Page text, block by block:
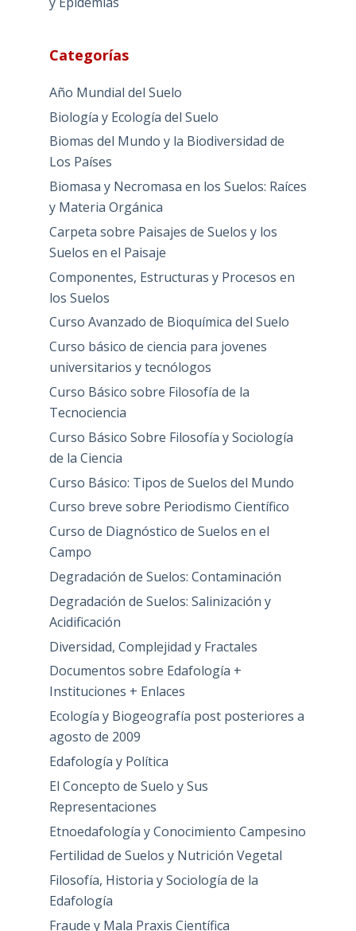
Categorías
Año Mundial del Suelo
Biología y Ecología del Suelo
Biomas del Mundo y la Biodiversidad de
Los Países
Biomasa y Necromasa en los Suelos: Raíces
y Materia Orgánica
Carpeta sobre Paisajes de Suelos y los
Suelos en el Paisaje
Componentes, Estructuras y Procesos en
los Suelos
Curso Avanzado de Bioquímica del Suelo
Curso básico de ciencia para jovenes
universitarios y tecnólogos
Curso Básico sobre Filosofía de la
Tecnociencia
Curso Básico Sobre Filosofía y Sociología
de la Ciencia
Curso Básico: Tipos de Suelos del Mundo
Curso breve sobre Periodismo Científico
Curso de Diagnóstico de Suelos en el
Campo
Degradación de Suelos: Contaminación
Degradación de Suelos: Salinización y
Acidificación
Diversidad, Complejidad y Fractales
Documentos sobre Edafología +
Instituciones + Enlaces
Ecología y Biogeografía post posteriores a
agosto de 2009
Edafología y Política
El Concepto de Suelo y Sus
Representaciones
Etnoedafología y Conocimiento Campesino
Fertilidad de Suelos y Nutrición Vegetal
Filosofía, Historia y Sociología de la
Edafología
Fraude y Mala Praxis Científica